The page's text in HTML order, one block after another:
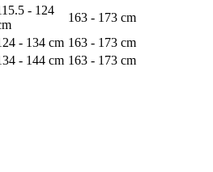
- 124
163 - 173 cm
- 134 cm 163 - 173 cm
- 144 cm 163 - 173 cm